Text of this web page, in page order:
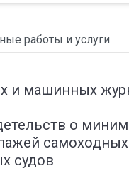
и машинных
о
самоходных
судов